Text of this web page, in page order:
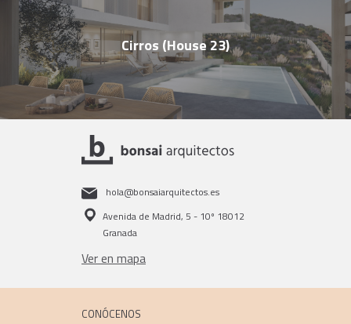
Cirros (House 23)
hola@bonsaiarquitectos.es
Avenida de Madrid, 5 - 10º 18012
Granada
Ver en mapa
CONÓCENOS